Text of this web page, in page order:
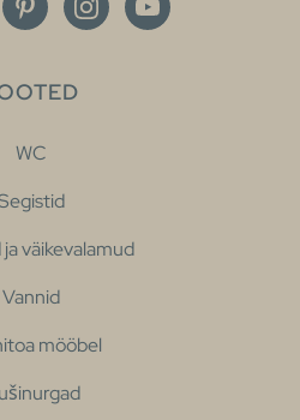
WC
väikevalamud
Vannid
mööbel